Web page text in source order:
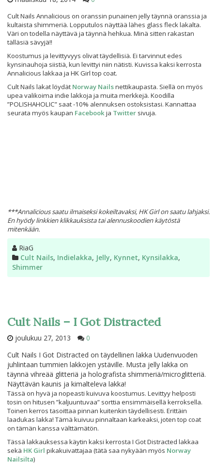
Cult Nails Annalicious on oranssin punainen jelly täynnä oranssia ja
kultaista shimmeriä. Lopputulos näyttää lähes glass fleck lakalta.
Väri on todella näyttävä ja täynnä hehkua. Minä sitten rakastan
tälläsiä sävyjä!!
Koostumus ja levittyvyys olivat täydellisiä. Ei tarvinnut edes
kynsinauhoja siistiä, kun levittyi niin nätisti. Kuvissa kaksi kerrosta
Annalicious lakkaa ja HK Girl top coat.
Cult Nails lakat löydät Norway Nailsnettikaupasta. Siellä on myös
upea valikoima indie lakkoja ja muita merkkejä. Koodilla
”POLISHAHOLIC” saat -10% alennuksen ostoksistasi. Kannattaa
seurata myös kaupan Facebookja Twitter sivuja.
***Annalicious saatu ilmaiseksi kokeiltavaksi, HK Girl on saatu lahjaksi.
En hyödy linkkien klikkauksista tai alennuskoodien käytöstä
mitenkään.
Kirjoittaja
RiaG
Kategoriat
Cult Nails, Indielakka, Jelly, Kynnet, Kynsilakka,
Shimmer
Cult Nails – I Got Distracted
joulukuu 27, 2013
0
Cult Nails I Got Distracted on täydellinen lakka Uudenvuoden
juhlintaan tummien lakkojen ystäville. Musta jelly lakka on
täynnä vihreää glitteriä ja holografista shimmeriä/microglitteriä.
Näyttävän kaunis ja kimalteleva lakka!
Tässä on hyvä ja nopeasti kuivuva koostumus. Levittyy helposti
tosin on hitusen ”kaljuuntuvaa” sorttia ensimmäisellä kerroksella.
Toinen kerros tasoittaa pinnan kuitenkin täydellisesti. Erittäin
laadukas lakka! Tämä kuivuu pinnaltaan karkeaksi, joten top coat
on tämän kanssa välttämätön.
Tässä lakkauksessa käytin kaksi kerrosta I Got Distracted lakkaa
sekä HK Girl pikakuivattajaa (tätä saa nykyään myös Norway
Nailsilta)